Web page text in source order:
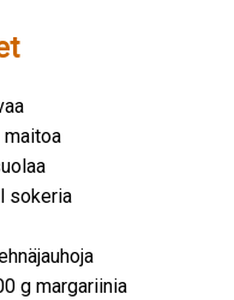
sokeria
g margariinia